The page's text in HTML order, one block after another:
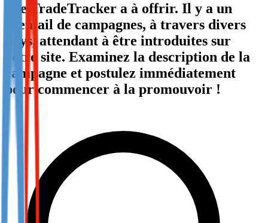
Not already our Publisher?
Sign up here
que TradeTracker a à offrir. Il y a un
éventail de campagnes, à travers divers
pays, attendant à être introduites sur
votre site. Examinez la description de la
campagne et postulez immédiatement
pour commencer à la promouvoir !